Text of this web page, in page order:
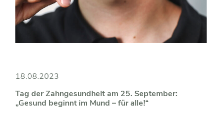
18.08.2023
Tag der Zahngesundheit am 25. September:
„Gesund beginnt im Mund – für alle!“